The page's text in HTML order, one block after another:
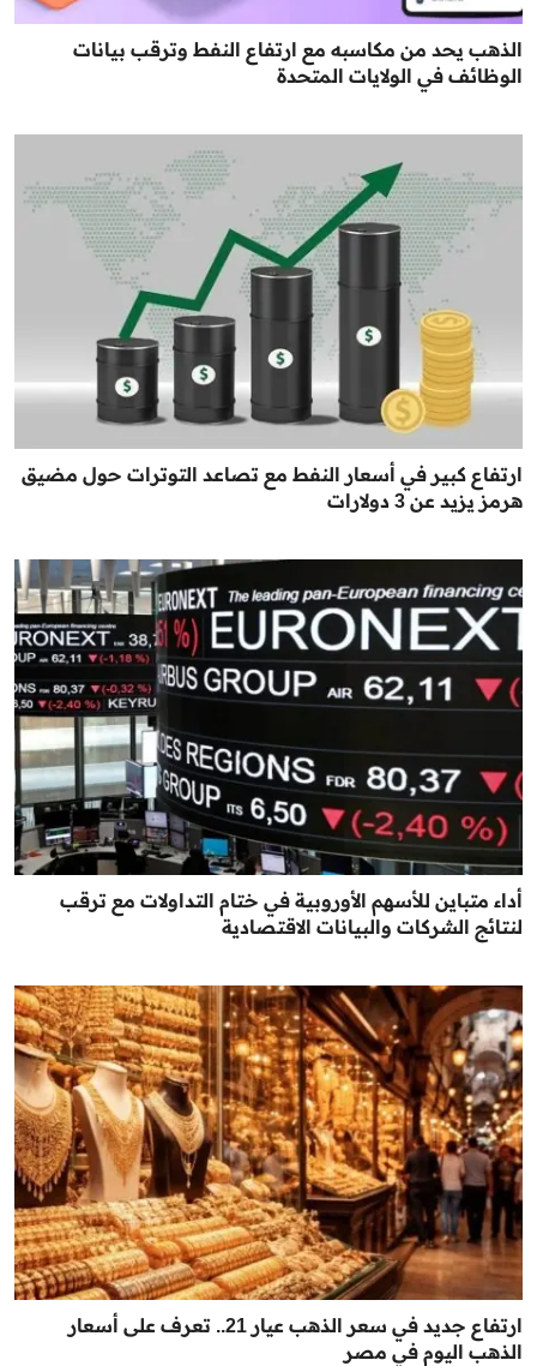
الذهب يحد من مكاسبه مع ارتفاع النفط وترقب بيانات
الوظائف في الولايات المتحدة
ارتفاع كبير في أسعار النفط مع تصاعد التوترات حول مضيق
هرمز يزيد عن 3 دولارات
أداء متباين للأسهم الأوروبية في ختام التداولات مع ترقب
لنتائج الشركات والبيانات الاقتصادية
ارتفاع جديد في سعر الذهب عيار 21.. تعرف على أسعار
الذهب اليوم في مصر